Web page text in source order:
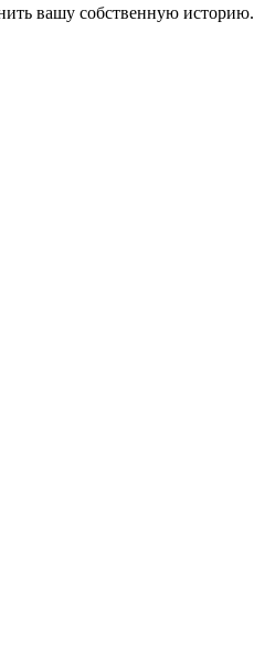
вашу собственную историю.